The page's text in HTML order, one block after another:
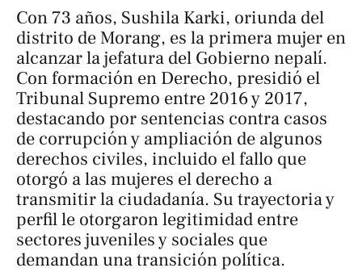
Con 73 años, Sushila Karki, oriunda del
distrito de Morang, es la primera mujer en
alcanzar la jefatura del Gobierno nepalí.
Con formación en Derecho, presidió el
Tribunal Supremo entre 2016 y 2017,
destacando por sentencias contra casos
de corrupción y ampliación de algunos
derechos civiles, incluido el fallo que
otorgó a las mujeres el derecho a
transmitir la ciudadanía. Su trayectoria y
perfil le otorgaron legitimidad entre
sectores juveniles y sociales que
demandan una transición política.